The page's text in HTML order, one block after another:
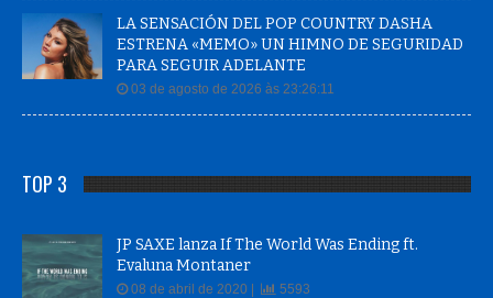
LA SENSACIÓN DEL POP COUNTRY DASHA
ESTRENA «MEMO» UN HIMNO DE SEGURIDAD
PARA SEGUIR ADELANTE
03 de agosto de 2026 às 23:26:11
TOP 3
JP SAXE lanza If The World Was Ending ft.
Evaluna Montaner
08 de abril de 2020 | 5593